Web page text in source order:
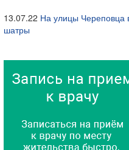
13.07.22 На улицы Череповца
шатры